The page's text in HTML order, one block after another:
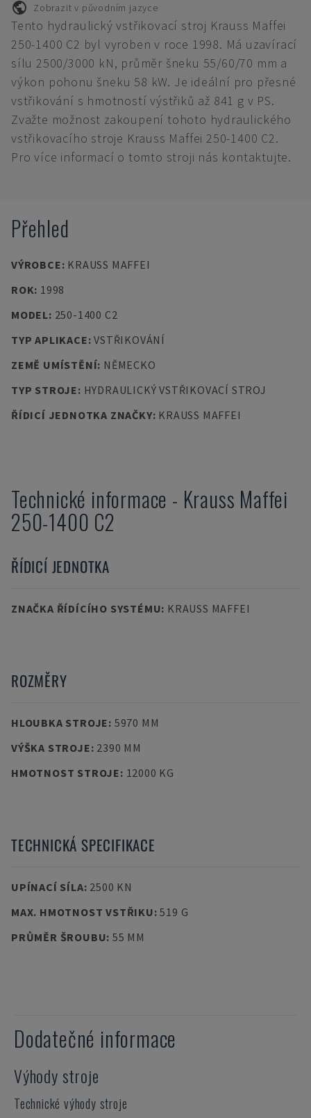
Zobrazit v původním jazyce
Tento hydraulický vstřikovací stroj Krauss Maffei
250-1400 C2 byl vyroben v roce 1998. Má uzavírací
sílu 2500/3000 kN, průměr šneku 55/60/70 mm a
výkon pohonu šneku 58 kW. Je ideální pro přesné
vstřikování s hmotností výstřiků až 841 g v PS.
Zvažte možnost zakoupení tohoto hydraulického
vstřikovacího stroje Krauss Maffei 250-1400 C2.
Pro více informací o tomto stroji nás kontaktujte.
Přehled
VÝROBCE: KRAUSS MAFFEI
ROK: 1998
MODEL: 250-1400 C2
TYP APLIKACE:VSTŘIKOVÁNÍ
ZEMĚ UMÍSTĚNÍ: NĚMECKO
TYP STROJE: HYDRAULICKÝ VSTŘIKOVACÍ STROJ
ŘÍDICÍ JEDNOTKA ZNAČKY: KRAUSS MAFFEI
Technické informace - Krauss Maffei
250-1400 C2
ŘÍDICÍ JEDNOTKA
ZNAČKA ŘÍDÍCÍHO SYSTÉMU: KRAUSS MAFFEI
ROZMĚRY
HLOUBKA STROJE: 5970 MM
VÝŠKA STROJE: 2390 MM
HMOTNOST STROJE: 12000 KG
TECHNICKÁ SPECIFIKACE
UPÍNACÍ SÍLA: 2500 KN
MAX. HMOTNOST VSTŘIKU:519 G
PRŮMĚR ŠROUBU: 55 MM
Dodatečné informace
Výhody stroje
Technické výhody stroje